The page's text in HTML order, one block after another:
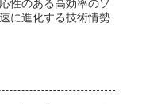
性のある高効率のソ
に進化する技術情勢